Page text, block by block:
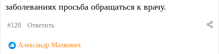
заболеваниях просьба обращаться к врачу.
#120 Ответить
Р
Александр Малкович